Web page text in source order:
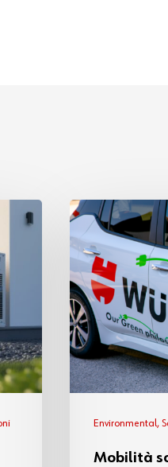
Environmental,
Mobilità